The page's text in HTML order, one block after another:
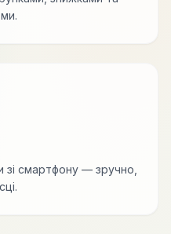
зі смартфону — зручно,